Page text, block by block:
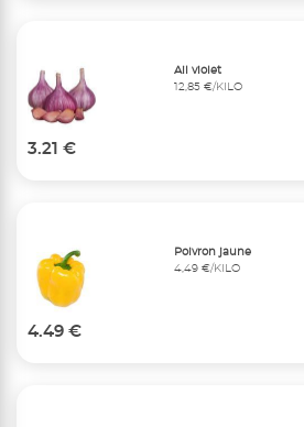
Ail violet
12,85 €/KILO
3.21 €
Poivron jaune
4,49 €/KILO
4.49 €